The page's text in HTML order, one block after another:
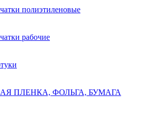
полиэтиленовые
рабочие
ПЛЕНКА, ФОЛЬГА, БУМАГА